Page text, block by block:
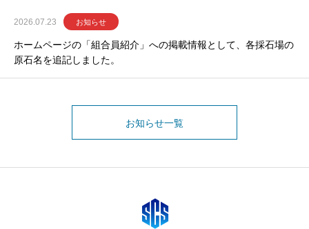
2026.07.23 お知らせ
ホームページの「組合員紹介」への掲載情報として、各採石場の
原石名を追記しました。
お知らせ一覧